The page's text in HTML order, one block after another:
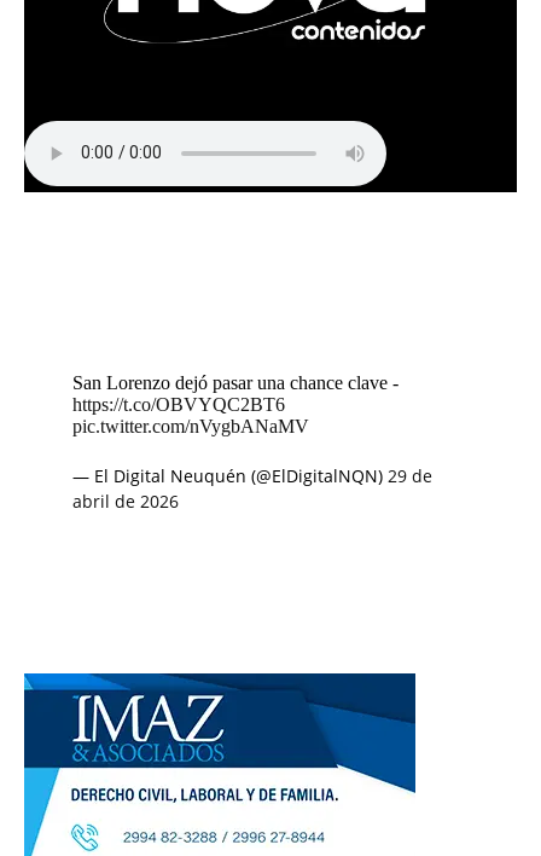
San Lorenzo dejó pasar una chance clave -
https://t.co/OBVYQC2BT6
pic.twitter.com/nVygbANaMV
— El Digital Neuquén (@ElDigitalNQN) 29 de
abril de 2026